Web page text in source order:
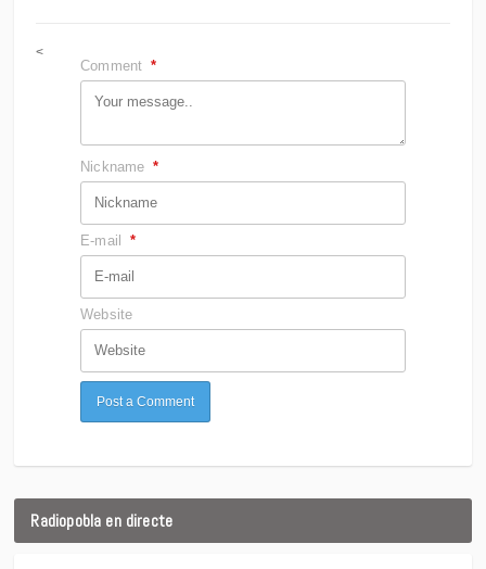
<
Comment *
Nickname *
E-mail *
Website
Radiopobla en directe